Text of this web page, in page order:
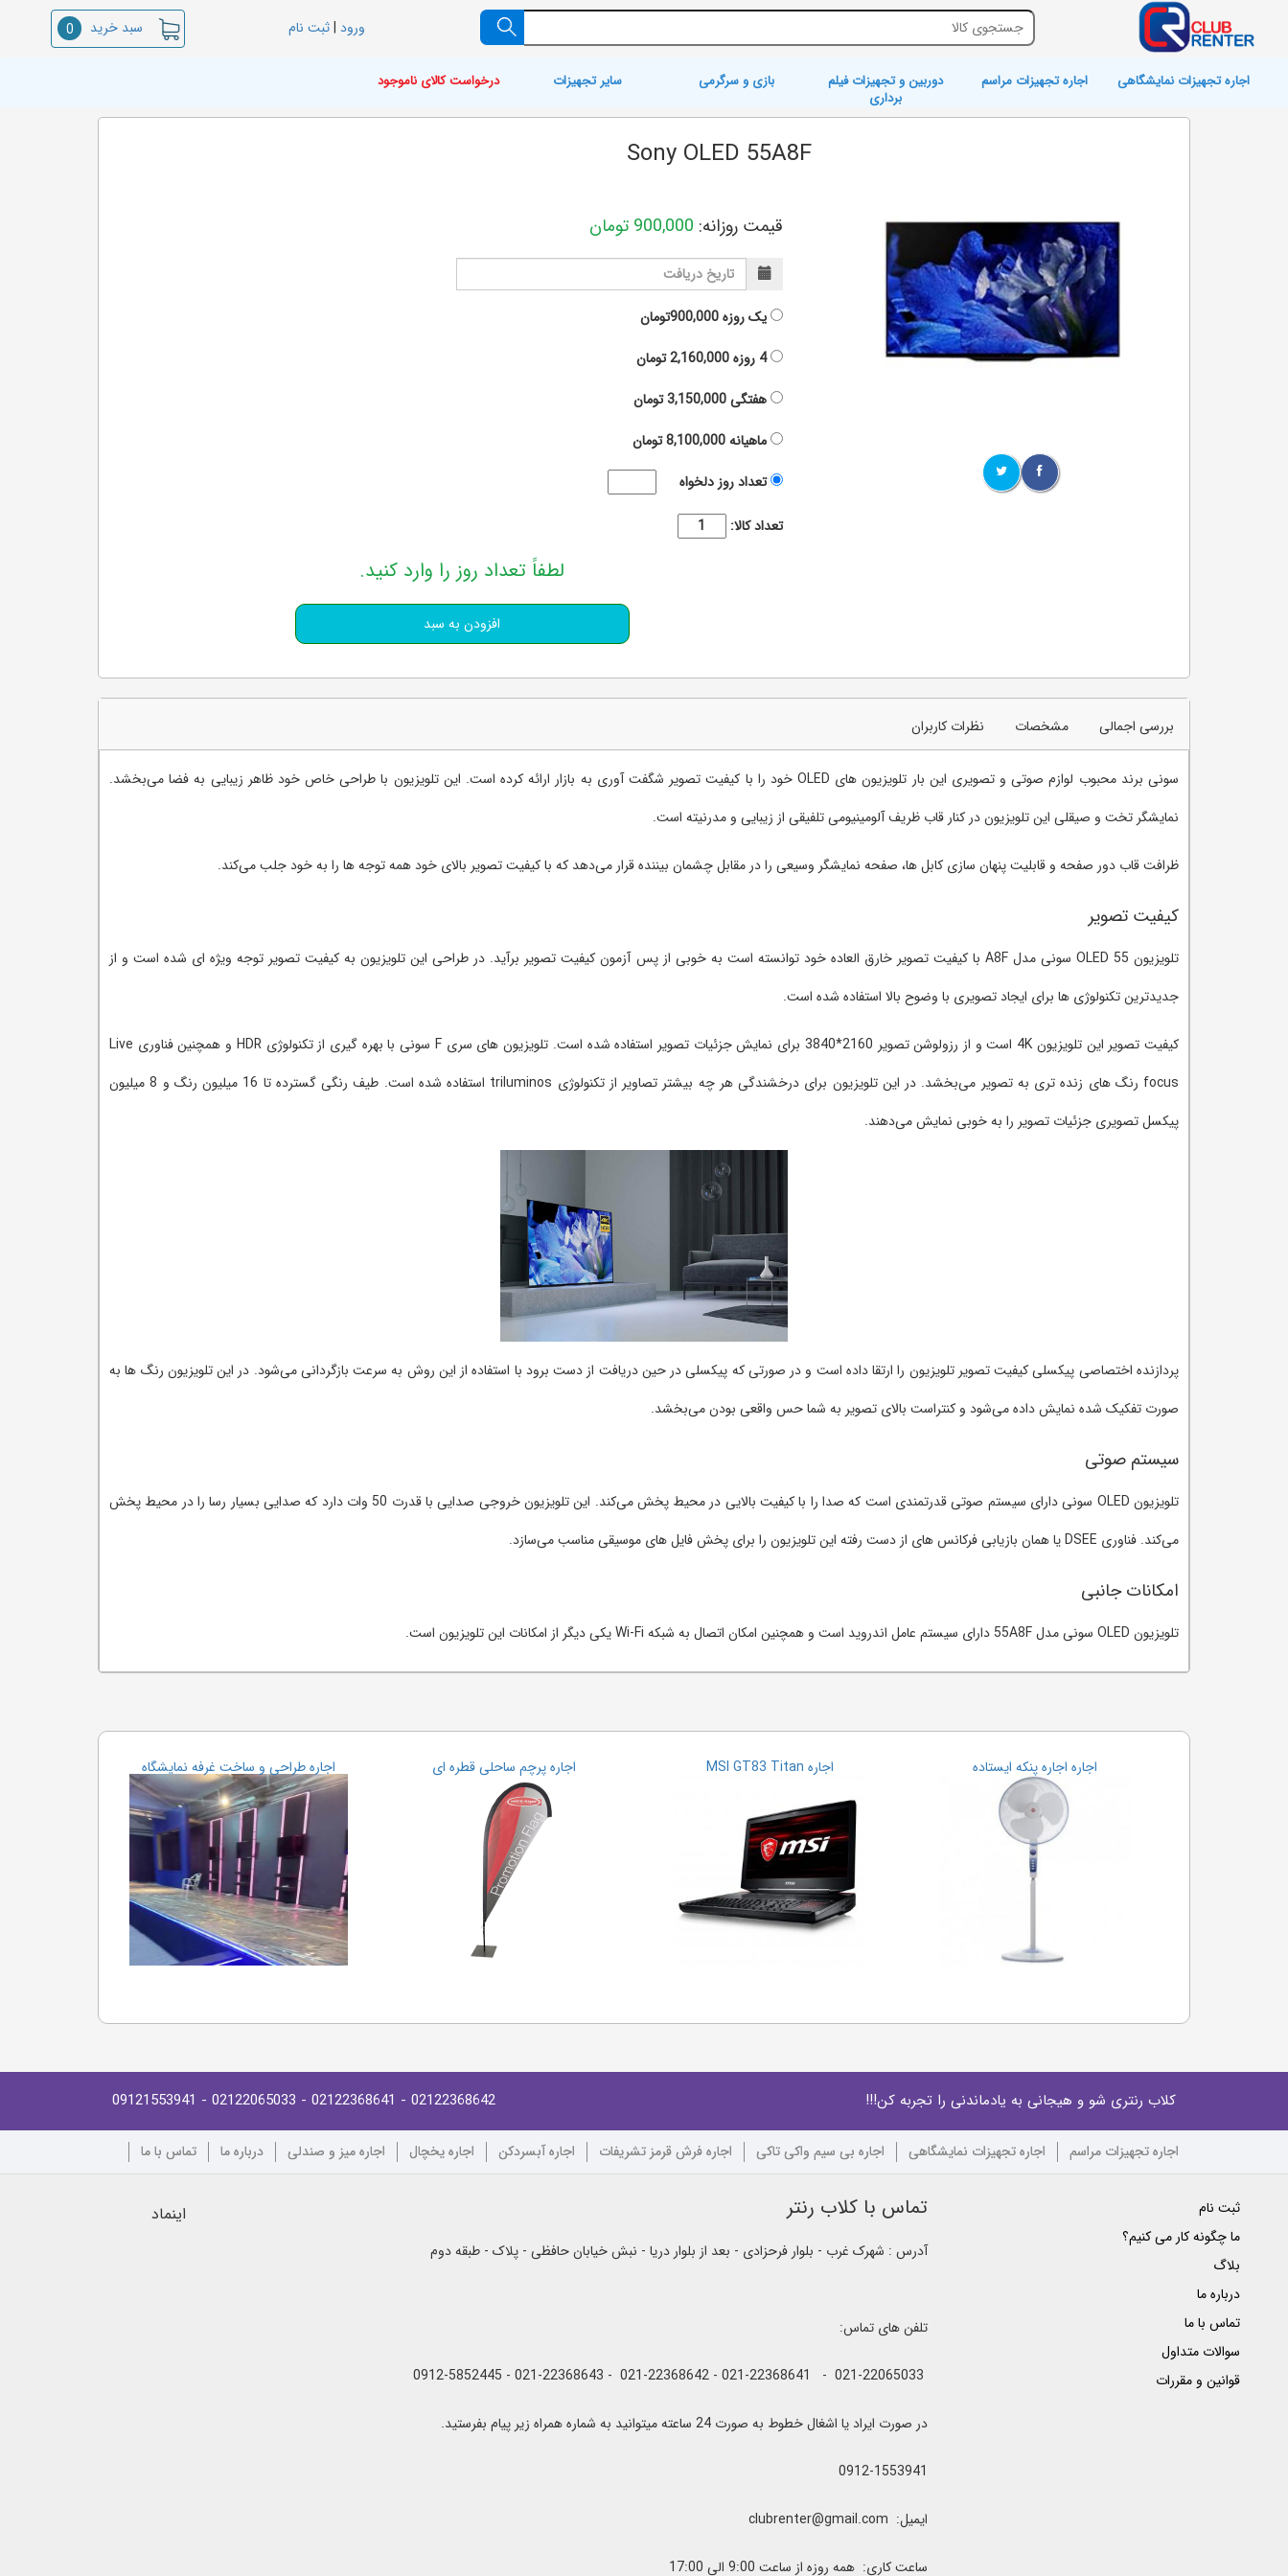
ورود |ثبت نام سبد خرید 0
اجاره تجهیزات نمایشگاهی اجاره تجهیزات مراسم
دوربین و تجهیزات فیلم
برداری
بازی و سرگرمی سایر تجهیزات درخواست کالای ناموجود
Sony OLED 55A8F
قیمت روزانه: 900,000 تومان
یک روزه900,000تومان
4 روزه
2,160,000تومان
هفتگی3,150,000تومان
ماهیانه8,100,000تومان
تعداد روز دلخواه
تعداد کالا:
لطفاً تعداد روز را وارد کنید.
بررسی اجمالی مشخصات نظرات کاربران
سونی برند محبوب لوازم صوتی و تصویری این بار تلویزیون های OLED خود را با کیفیت تصویر شگفت آوری به بازار ارائه کرده است. این تلویزیون با طراحی خاص خود ظاهر زیبایی به فضا می‌بخشد.
نمایشگر تخت و صیقلی این تلویزیون در کنار قاب ظریف آلومینیومی تلفیقی از زیبایی و مدرنیته است.
ظرافت قاب دور صفحه و قابلیت پنهان سازی کابل ها، صفحه نمایشگر وسیعی را در مقابل چشمان بیننده قرار می‌دهد که با کیفیت تصویر بالای خود همه توجه ها را به خود جلب می‌کند.
کیفیت تصویر
تلویزیون OLED 55 سونی مدل A8F با کیفیت تصویر خارق العاده خود توانسته است به خوبی از پس آزمون کیفیت تصویر برآید. در طراحی این تلویزیون به کیفیت تصویر توجه ویژه ای شده است و از
جدیدترین تکنولوژی ها برای ایجاد تصویری با وضوح بالا استفاده شده است.
کیفیت تصویر این تلویزیون 4K است و از رزولوشن تصویر 2160*3840 برای نمایش جزئیات تصویر استفاده شده است. تلویزیون های سری F سونی با بهره گیری از تکنولوژی HDR و همچنین فناوری Live
focus رنگ های زنده تری به تصویر می‌بخشد. در این تلویزیون برای درخشندگی هر چه بیشتر تصاویر از تکنولوژی triluminos استفاده شده است. طیف رنگی گسترده تا 16 میلیون رنگ و 8 میلیون
پیکسل تصویری جزئیات تصویر را به خوبی نمایش می‌دهند.
پردازنده اختصاصی پیکسلی کیفیت تصویر تلویزیون را ارتقا داده است و در صورتی که پیکسلی در حین دریافت از دست برود با استفاده از این روش به سرعت بازگردانی می‌شود. در این تلویزیون رنگ ها به
صورت تفکیک شده نمایش داده می‌شود و کنتراست بالای تصویر به شما حس واقعی بودن می‌بخشد.
سیستم صوتی
تلویزیون OLED سونی دارای سیستم صوتی قدرتمندی است که صدا را با کیفیت بالایی در محیط پخش می‌کند. این تلویزیون خروجی صدایی با قدرت 50 وات دارد که صدایی بسیار رسا را در محیط پخش
می‌کند. فناوری DSEE یا همان بازیابی فرکانس های از دست رفته این تلویزیون را برای پخش فایل های موسیقی مناسب می‌سازد.
امکانات جانبی
تلویزیون OLED سونی مدل 55A8F دارای سیستم عامل اندروید است و همچنین امکان اتصال به شبکه Wi-Fi یکی دیگر از امکانات این تلویزیون است.
اجاره اجاره پنکه ایستاده اجاره MSI GT83 Titan اجاره پرچم ساحلی قطره ای اجاره طراحی و ساخت غرفه نمایشگاه
کلاب رنتری شو و هیجانی به یادماندنی را تجربه کن!!! 02122368642
- 02122368641
- 02122065033
- 09121553941
اجاره تجهیزات مراسم اجاره تجهیزات نمایشگاهی اجاره بی سیم واکی تاکی اجاره فرش قرمز تشریفات اجاره آبسردکن اجاره یخچال اجاره میز و صندلی درباره ما تماس با ما
ثبت نام
ما چگونه کار می کنیم؟
بلاگ
درباره ما
تماس با ما
سوالات متداول
قوانین و مقررات
تماس با کلاب رنتر
آدرس : شهرک غرب - بلوار فرحزادی - بعد از بلوار دریا - نبش خیابان حافظی - پلاک - طبقه دوم
تلفن های تماس:
در صورت ایراد یا اشغال خطوط به صورت 24 ساعته میتوانید به شماره همراه زیر پیام بفرستید.
0912-1553941
ایمیل: clubrenter@gmail.com
ساعت کاری: همه روزه از ساعت 9:00 الی 17:00
اینماد